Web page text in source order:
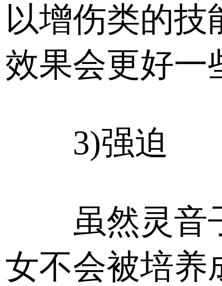
以增伤类的技
效果会更好一
3)强迫
虽然灵音
女不会被培养